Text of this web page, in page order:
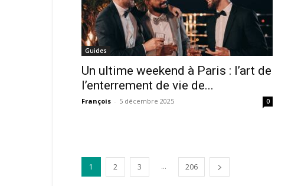
Guides
Un ultime weekend à Paris : l’art de
l’enterrement de vie de...
François - 5 décembre 2025 0
1 2 3 ... 206